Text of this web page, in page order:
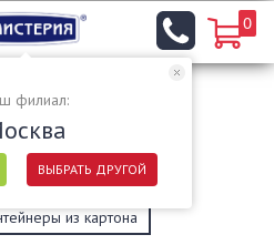
филиал:
ВЫБРАТЬ ДРУГОЙ
0
контейнеры
из картона